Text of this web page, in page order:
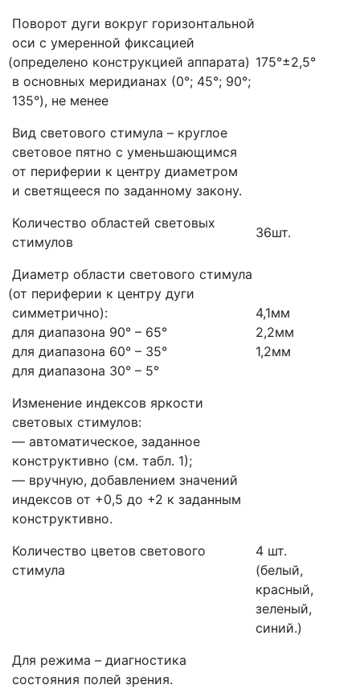
Поворот дуги вокруг горизонтальной
оси с умеренной фиксацией
(определено конструкцией аппарата)
в основных меридианах (0°; 45°; 90°;
135°), не менее
175°±2,5°
Вид светового стимула – круглое
световое пятно с уменьшающимся
от периферии к центру диаметром
и светящееся по заданному закону.
Количество областей световых
стимулов
36шт.
Диаметр области светового стимула
(от периферии к центру дуги
симметрично):
для диапазона 90° – 65°
для диапазона 60° – 35°
для диапазона 30° – 5°
4,1мм
2,2мм
1,2мм
Изменение индексов яркости
световых стимулов:
— автоматическое, заданное
конструктивно (см. табл. 1);
— вручную, добавлением значений
индексов от +0,5 до +2 к заданным
конструктивно.
Количество цветов светового
стимула
4 шт.
(белый,
красный,
зеленый,
синий.)
Для режима – диагностика
состояния полей зрения.